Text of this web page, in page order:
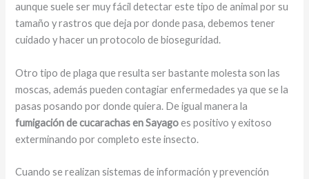
aunque suele ser muy fácil detectar este tipo de animal por su
tamaño y rastros que deja por donde pasa, debemos tener
cuidado y hacer un protocolo de bioseguridad.
Otro tipo de plaga que resulta ser bastante molesta son las
moscas, además pueden contagiar enfermedades ya que se la
pasas posando por donde quiera. De igual manera la
fumigación de cucarachas en Sayagoes positivo y exitoso
exterminando por completo este insecto.
Cuando se realizan sistemas de información y prevención